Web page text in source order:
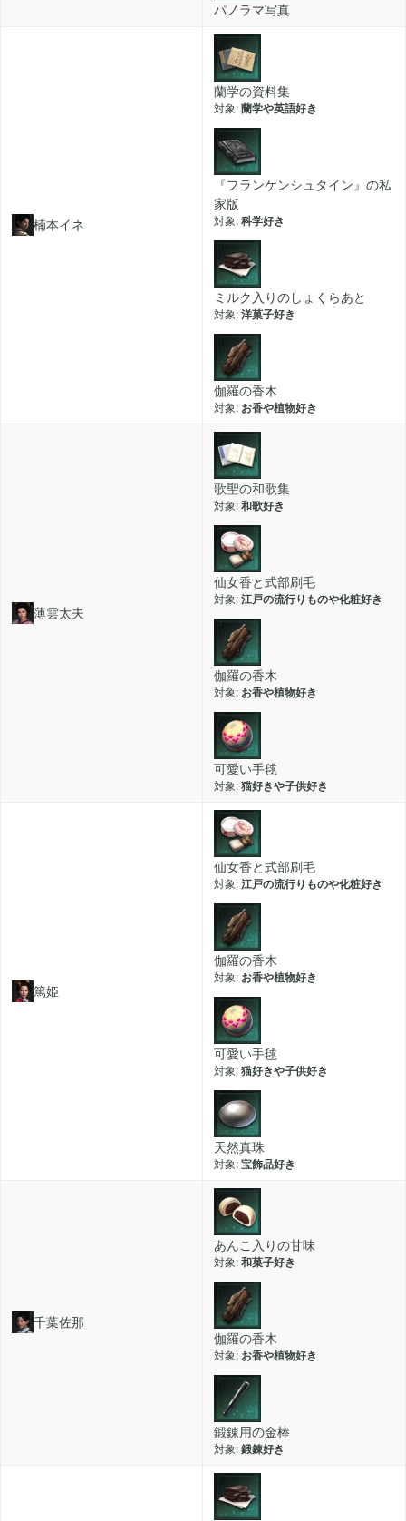
パノラマ写真
楠本イネ
蘭学の資料集
蘭学や英語好き
『フランケンシュタイン』の私
家版
科学好き
ミルク入りのしょくらあと
洋菓子好き
伽羅の香木
お香や植物好き
薄雲太夫
歌聖の和歌集
和歌好き
仙女香と式部刷毛
江戸の流行りものや化粧好き
伽羅の香木
お香や植物好き
可愛い手毬
猫好きや子供好き
篤姫
仙女香と式部刷毛
江戸の流行りものや化粧好き
伽羅の香木
お香や植物好き
可愛い手毬
猫好きや子供好き
天然真珠
宝飾品好き
千葉佐那
あんこ入りの甘味
和菓子好き
伽羅の香木
お香や植物好き
鍛錬用の金棒
鍛錬好き